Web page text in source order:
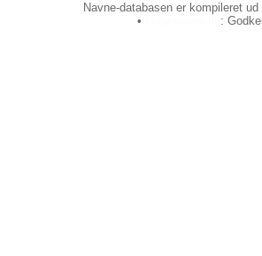
Navne-databasen er kompileret ud
•
: